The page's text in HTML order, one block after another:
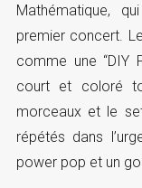
Mathématique,
premier concert.
comme une “DIY
court et coloré
morceaux et le
répétés dans
power pop et un